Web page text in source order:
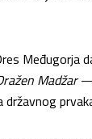
Međugorja
Madžar—